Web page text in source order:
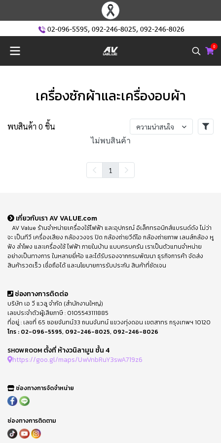
02-096-5595, 092-246-8025, 092-246-8026
0
เครื่องซักผ้าและเครื่องอบผ้า
พบสินค้า 0 ชิ้น ความน่าสนใจ
ไม่พบสินค้า
1
เกี่ยวกับเรา AV VALUE.com
AV Value ร้านจำหน่ายเครื่องใช้ไฟฟ้า และอุปกรณ์ อิเล็กทรอนิกส์แบรนด์ดัง ไม่ว่า
จะ เป็นทีวี เครื่องเสียง กล้องวงจร ปิด กล้องถ่ายวีดีโอ กล้องถ่ายภาพ เลนส์กล้อง หู
ฟัง ลำโพง และเครื่องใช้ ไฟฟ้า ภายในบ้าน แบบครบครัน เราเป็นตัวแทนจำหน่าย
อย่างเป็นทางการ ในหลายยี่ห้อ และได้รับรองจากกรมพัฒนา ธุรกิจการค้า จัดส่ง
สินค้ารวดเร็ว เชื่อถือได้ และนโยบายการรับประกัน สินค้าที่ชัดเจน
ช่องทางการติดต่อ
บริษัท เอ วี แวลู จำกัด (สำนักงานใหญ่)
เลขประจำตัวผู้เสียภาษี : 0105543111885
ที่อยู่ : เลขที่ 65 ซอยจันทน์33 ถนนจันทน์ แขวงทุ่งดอน เขตสาทร กรุงเทพฯ 10120
โทร : 02-096-5595, 092-246-8025, 092-246-8026
SHOWROOM ตั้งที่ ห้างวนิลามูน ชั้น 4
https://goo.gl/maps/UwVnbRuY3swA719z6
ช่องทางการจัดจำหน่าย
ช่องทางการติดตาม